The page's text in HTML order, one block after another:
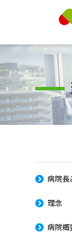
病院長
理念
病院概